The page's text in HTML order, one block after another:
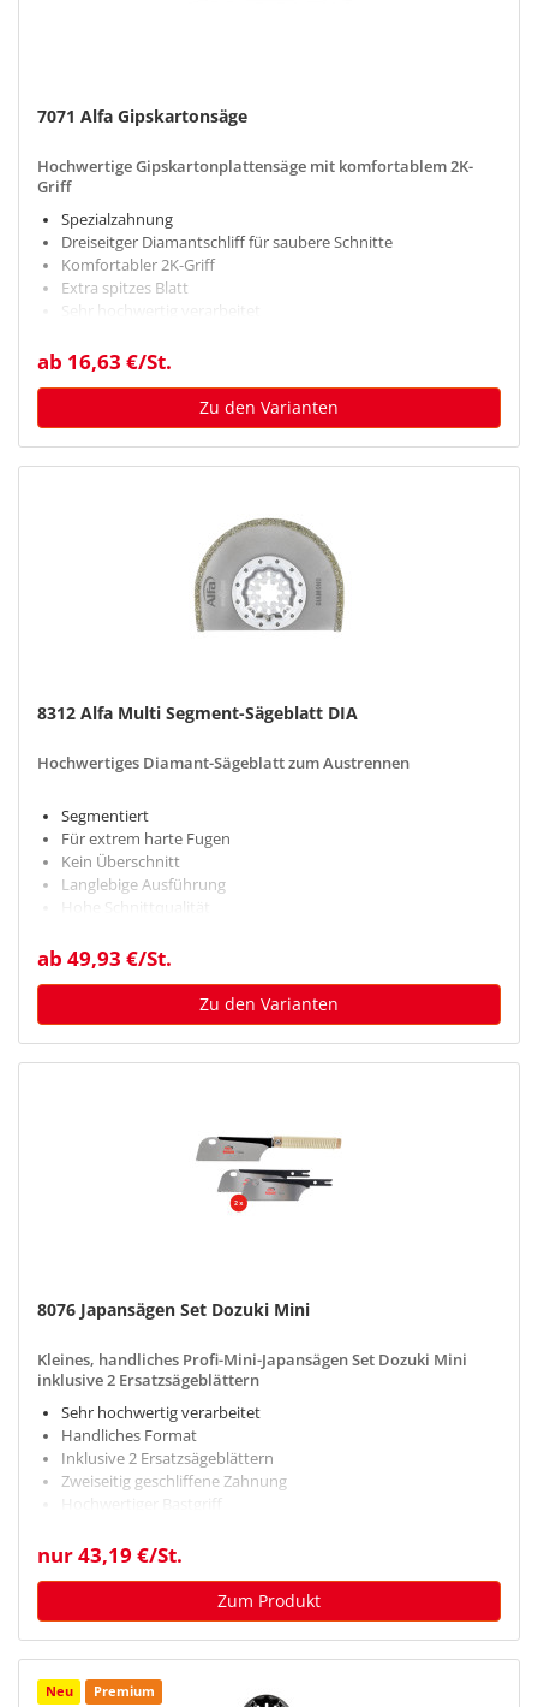
7071 Alfa Gipskartonsäge
Hochwertige Gipskartonplattensäge mit komfortablem 2K-
Griff
Spezialzahnung
Dreiseitger Diamantschliff für saubere Schnitte
Komfortabler 2K-Griff
Extra spitzes Blatt
Sehr hochwertig verarbeitet
ab 16,63 €/St.
Zu den Varianten
8312 Alfa Multi Segment-Sägeblatt DIA
Hochwertiges Diamant-Sägeblatt zum Austrennen
Segmentiert
Für extrem harte Fugen
Kein Überschnitt
Langlebige Ausführung
Hohe Schnittqualität
ab 49,93 €/St.
Zu den Varianten
8076 Japansägen Set Dozuki Mini
Kleines, handliches Profi-Mini-Japansägen Set Dozuki Mini
inklusive 2 Ersatzsägeblättern
Sehr hochwertig verarbeitet
Handliches Format
Inklusive 2 Ersatzsägeblättern
Zweiseitig geschliffene Zahnung
Hochwertiger Bastgriff
nur 43,19 €/St.
Zum Produkt
Neu Premium